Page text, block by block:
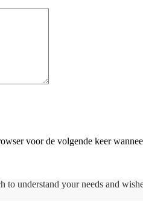
voor de volgende keer
understand your needs and